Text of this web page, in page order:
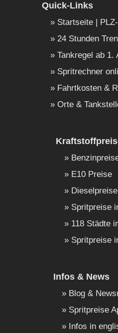
Quick-Links
Startseite |
24 Stunden
Tankregel ab 1.
Spritrechner
Fahrtkosten &
Orte &
E10 Preise
Dieselpreise
Spritpreise
118 Städte
Spritpreise
Infos & News
Blog &
Spritpreise
Infos in